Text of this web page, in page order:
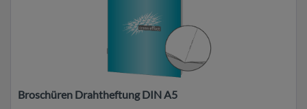
Broschüren Drahtheftung DIN A5